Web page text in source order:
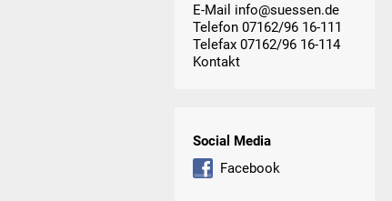
E-Mail info@suessen.de
Telefon 07162/96 16-111
Telefax 07162/96 16-114
Kontakt
Social Media
Facebook